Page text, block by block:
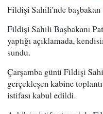
Fildişi Sahili'nde
Fildişi Sahili Başbakanı
yaptığı açıklamada,
sundu.
Çarşamba günü Fildişi
gerçekleşen kabine
istifası kabul edildi.